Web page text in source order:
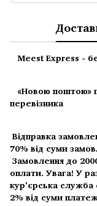
Meest Express -
«Новою поштою»
перевізника
Відправка
70% від суми
Замовлення до
оплати.Увага! У
кур'єрська служба
2% від суми